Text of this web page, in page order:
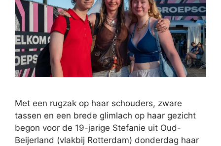
Met een rugzak op haar schouders, zware
tassen en een brede glimlach op haar gezicht
begon voor de 19-jarige Stefanie uit Oud-
Beijerland (vlakbij Rotterdam) donderdag haar